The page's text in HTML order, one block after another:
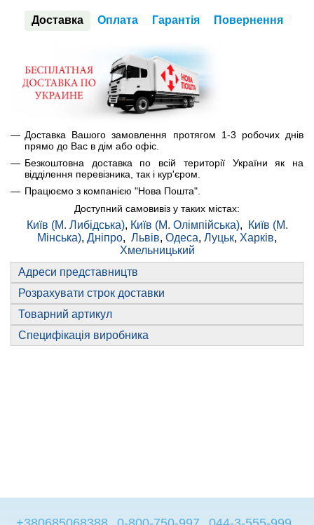
Доставка Оплата Гарантія Повернення
Доставка Вашого замовлення протягом 1-3 робочих днів
прямо до Вас в дім або офіс.
Безкоштовна доставка по всій території України як на
відділення перевізника, так і кур'єром.
Працюємо з компанією "Нова Пошта".
Доступний самовивіз у таких містах:
Київ (М. Либідська), Київ (М. Олімпійська),
Київ (М.
Мінська), Дніпро, Львів, Одеса, Луцьк, Харків,
Хмельницький
Адреси представництв
Розрахувати строк доставки
Товарний артикул
Специфікація виробника